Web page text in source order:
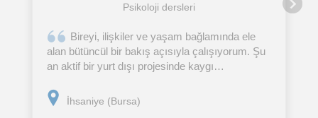
Psikoloji dersleri
Bireyi, ilişkiler ve yaşam bağlamında ele
alan bütüncül bir bakış açısıyla çalışıyorum. Şu
an aktif bir yurt dışı projesinde kaygı
yönetimi, stresle başa çıkma ve gelecek kaygısı
alanlarında
İhsaniye (Bursa)